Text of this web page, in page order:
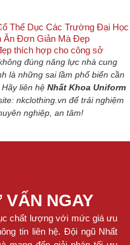
Thể Dục Các Trường Đại Học
Ăn Đơn Giản Mà Đẹp
thích hợp cho công sở
đúng năng lực nhà cung
là những sai lầm phổ biến cần
liên hệ Nhất Khoa Uniform
nkclothing.vn để trải nghiệm
nghiệp, an tâm!
NGAY
chất lượng với mức giá ưu
tin liên hệ. Đội ngũ Nhất